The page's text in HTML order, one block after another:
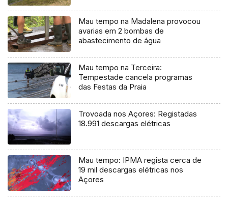
Mau tempo na Madalena provocou
avarias em 2 bombas de
abastecimento de água
Mau tempo na Terceira:
Tempestade cancela programas
das Festas da Praia
Trovoada nos Açores: Registadas
18.991 descargas elétricas
Mau tempo: IPMA regista cerca de
19 mil descargas elétricas nos
Açores